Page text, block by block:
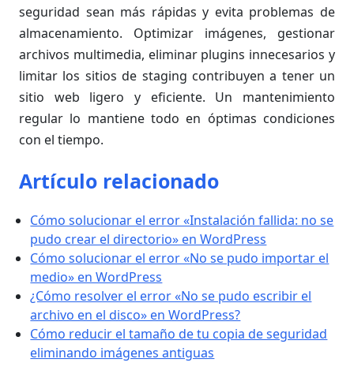
seguridad sean más rápidas y evita problemas de
almacenamiento. Optimizar imágenes, gestionar
archivos multimedia, eliminar plugins innecesarios y
limitar los sitios de staging contribuyen a tener un
sitio web ligero y eficiente. Un mantenimiento
regular lo mantiene todo en óptimas condiciones
con el tiempo.
Artículo relacionado
Cómo solucionar el error «Instalación fallida: no se
pudo crear el directorio» en WordPress
Cómo solucionar el error «No se pudo importar el
medio» en WordPress
¿Cómo resolver el error «No se pudo escribir el
archivo en el disco» en WordPress?
Cómo reducir el tamaño de tu copia de seguridad
eliminando imágenes antiguas